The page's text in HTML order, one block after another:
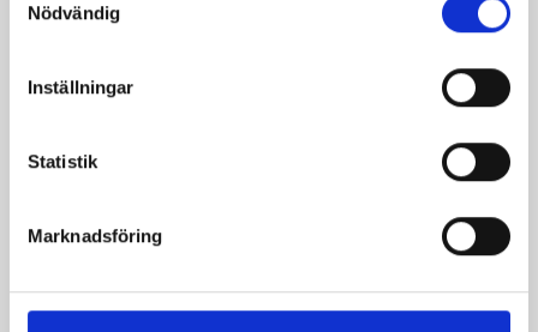
Nödvändig
Inställningar
Statistik
Marknadsföring
tomatmuffins
Timjanbakad aubergine